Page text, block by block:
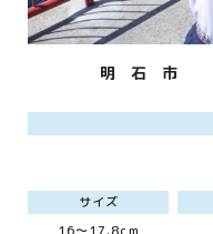
明 石 市
サイズ
16～17.8cm